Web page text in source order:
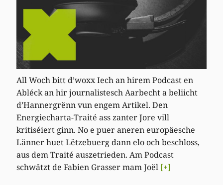
All Woch bitt d’woxx Iech an hirem Podcast en
Abléck an hir journalistesch Aarbecht a beliicht
d’Hannergrënn vun engem Artikel. Den
Energiecharta-Traité ass zanter Jore vill
kritiséiert ginn. No e puer aneren europäesche
Länner huet Lëtzebuerg dann elo och beschloss,
aus dem Traité auszetrieden. Am Podcast
schwätzt de Fabien Grasser mam Joël [+]